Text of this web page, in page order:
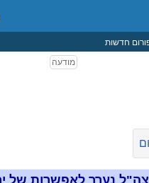
חדשות